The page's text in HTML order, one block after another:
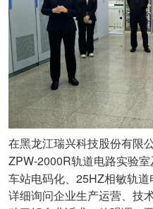
在黑龙江瑞兴科技股份有限
ZPW-2000R轨道电路实验室
车站电码化、 25HZ相敏轨道
详细询问企业生产运营、技